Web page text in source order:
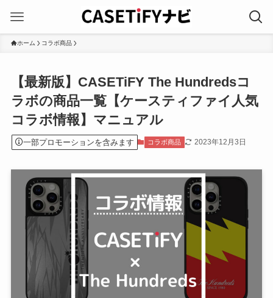
ホーム コラボ商品
【最新版】CASETiFY The Hundredsコ
ラボの商品一覧【ケースティファイ人気
コラボ情報】マニュアル
一部プロモーションを含みます コラボ商品 2023年12月3日